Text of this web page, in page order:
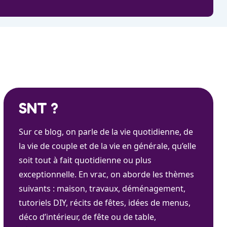
SNT ?
Sur ce blog, on parle de la vie quotidienne, de
la vie de couple et de la vie en générale, qu’elle
soit tout à fait quotidienne ou plus
exceptionnelle. En vrac, on aborde les thèmes
suivants : maison, travaux, déménagement,
tutoriels DIY, récits de fêtes, idées de menus,
déco d’intérieur, de fête ou de table,